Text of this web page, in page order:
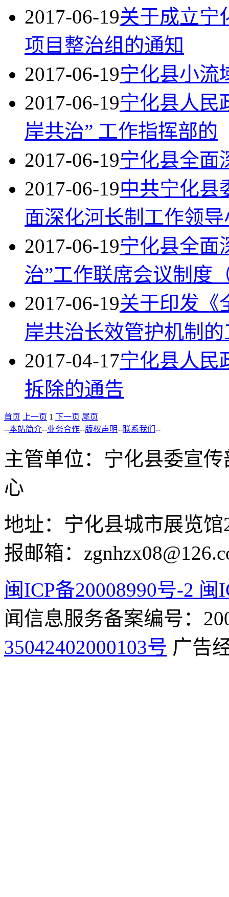
2017-06-19关于成立宁
项目整治组的通知
2017-06-19宁化县小流
2017-06-19宁化县人民
岸共治” 工作指挥部的
2017-06-19宁化县全面
2017-06-19中共宁化县
面深化河长制工作领导
2017-06-19宁化县全面
治”工作联席会议制度
2017-06-19关于印发《
岸共治长效管护机制的
2017-04-17宁化县人民
拆除的通告
首页 上一页 1 下一页 尾页
--本站简介--业务合作--版权声明--联系我们 --
主管单位：宁化县委宣
心
地址：宁化县城市展览馆
报邮箱：
闽ICP备20008990号-2 闽
闻信息服务备案编号：
35042402000103号 广告